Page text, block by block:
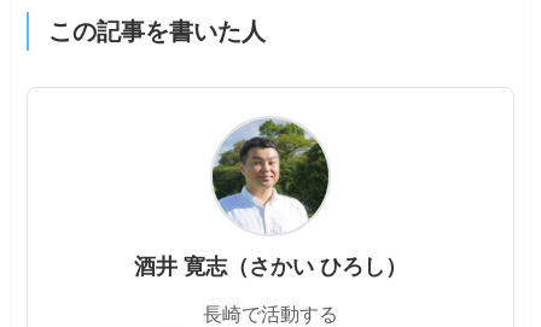
この記事を書いた人
酒井 寛志（さかい ひろし）
長崎で活動する